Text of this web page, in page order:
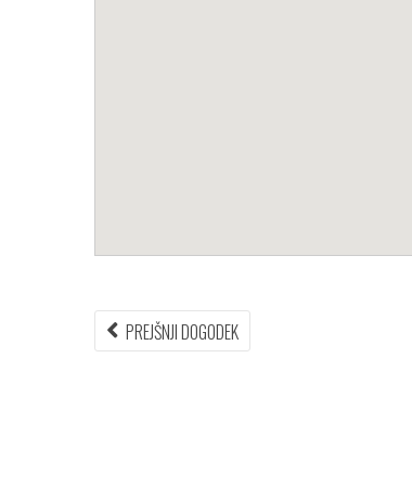
Navigacija
PREJŠNJI DOGODEKPREJŠNJI
DOGODEK: